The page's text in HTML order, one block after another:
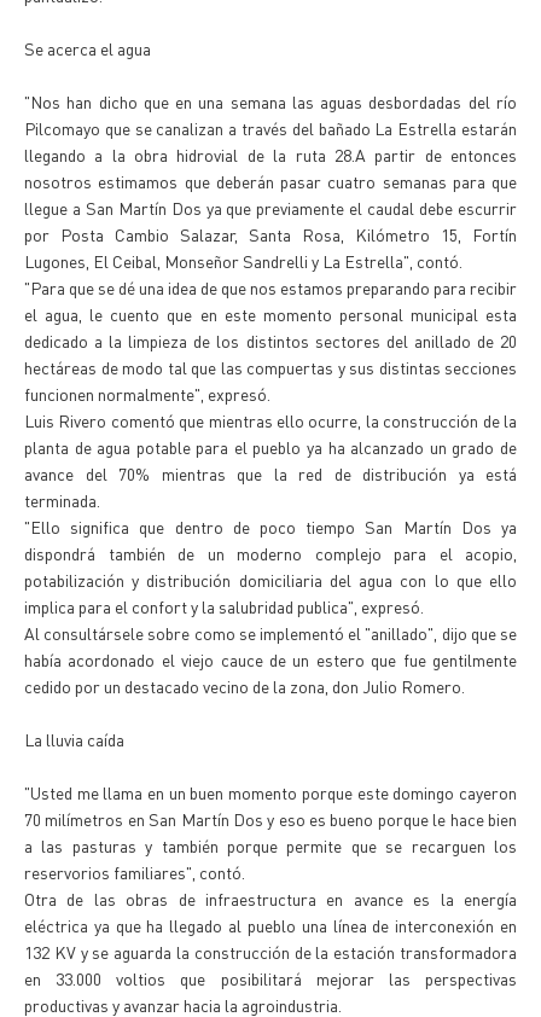
Se acerca el agua
"Nos han dicho que en una semana las aguas desbordadas del río
Pilcomayo que se canalizan a través del bañado La Estrella estarán
llegando a la obra hidrovial de la ruta 28.A partir de entonces
nosotros estimamos que deberán pasar cuatro semanas para que
llegue a San Martín Dos ya que previamente el caudal debe escurrir
por Posta Cambio Salazar, Santa Rosa, Kilómetro 15, Fortín
Lugones, El Ceibal, Monseñor Sandrelli y La Estrella", contó.
"Para que se dé una idea de que nos estamos preparando para recibir
el agua, le cuento que en este momento personal municipal esta
dedicado a la limpieza de los distintos sectores del anillado de 20
hectáreas de modo tal que las compuertas y sus distintas secciones
funcionen normalmente", expresó.
Luis Rivero comentó que mientras ello ocurre, la construcción de la
planta de agua potable para el pueblo ya ha alcanzado un grado de
avance del 70% mientras que la red de distribución ya está
terminada.
"Ello significa que dentro de poco tiempo San Martín Dos ya
dispondrá también de un moderno complejo para el acopio,
potabilización y distribución domiciliaria del agua con lo que ello
implica para el confort y la salubridad publica", expresó.
Al consultársele sobre como se implementó el "anillado", dijo que se
había acordonado el viejo cauce de un estero que fue gentilmente
cedido por un destacado vecino de la zona, don Julio Romero.
La lluvia caída
"Usted me llama en un buen momento porque este domingo cayeron
70 milímetros en San Martín Dos y eso es bueno porque le hace bien
a las pasturas y también porque permite que se recarguen los
reservorios familiares", contó.
Otra de las obras de infraestructura en avance es la energía
eléctrica ya que ha llegado al pueblo una línea de interconexión en
132 KV y se aguarda la construcción de la estación transformadora
en 33.000 voltios que posibilitará mejorar las perspectivas
productivas y avanzar hacia la agroindustria.